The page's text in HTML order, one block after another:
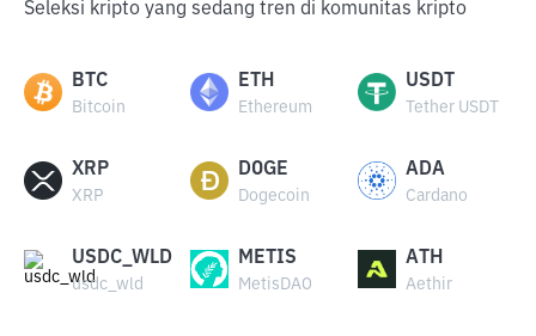
Seleksi kripto yang sedang tren di komunitas kripto
BTC
Bitcoin
ETH
Ethereum
USDT
Tether USDT
XRP
XRP
DOGE
Dogecoin
ADA
Cardano
USDC_WLD
usdc_wld
METIS
MetisDAO
ATH
Aethir